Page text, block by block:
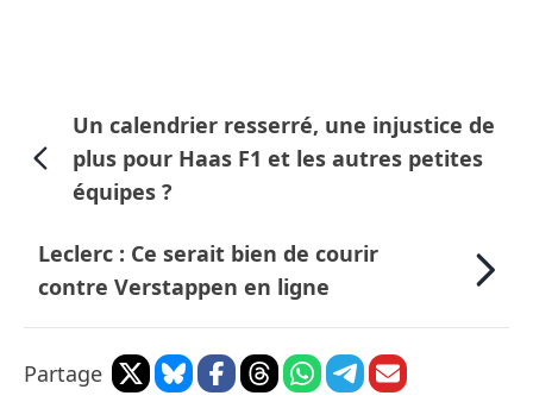
Un calendrier resserré, une injustice de
plus pour Haas F1 et les autres petites
équipes ?
Leclerc : Ce serait bien de courir
contre Verstappen en ligne
Partage